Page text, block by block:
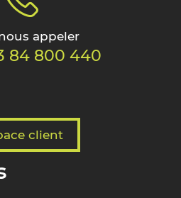
appeler
84 800 440
client